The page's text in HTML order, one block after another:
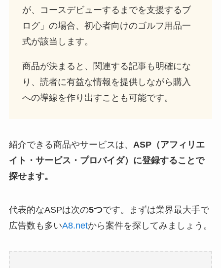
が、コースデビューするまでを支援するブ
ログ」の場合、初心者向けのゴルフ用品一
式が該当します。
商品が決まると、関連する記事も明確にな
り、読者に有益な情報を提供しながら購入
への導線を作り出すことも可能です。
紹介できる商品やサービスは、 ASP（アフィリエ
イト・サービス・プロバイダ）に登録することで
探せます。
代表的なASPは次の5つです。まずは業界最大手で
広告数も多いA8.netから案件を探してみましょう。